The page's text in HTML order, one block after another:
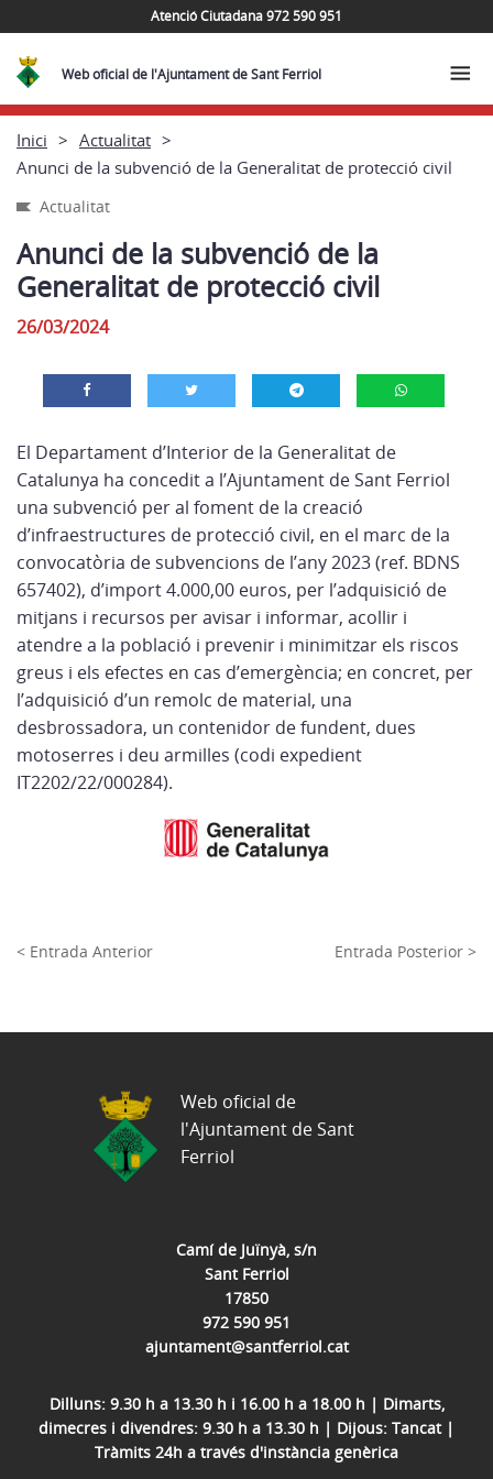
Atenció Ciutadana 972 590 951
Web oficial de l'Ajuntament de Sant Ferriol
Inici
Actualitat
Anunci de la subvenció de la Generalitat de protecció civil
Actualitat
Anunci de la subvenció de la
Generalitat de protecció civil
26/03/2024
El Departament d’Interior de la Generalitat de
Catalunya ha concedit a l’Ajuntament de Sant Ferriol
una subvenció per al foment de la creació
d’infraestructures de protecció civil, en el marc de la
convocatòria de subvencions de l’any 2023 (ref. BDNS
657402), d’import 4.000,00 euros, per l’adquisició de
mitjans i recursos per avisar i informar, acollir i
atendre a la població i prevenir i minimitzar els riscos
greus i els efectes en cas d’emergència; en concret, per
l’adquisició d’un remolc de material, una
desbrossadora, un contenidor de fundent, dues
motoserres i deu armilles (codi expedient
IT2202/22/000284).
< Entrada Anterior Entrada Posterior >
Camí de Juïnyà, s/n
Sant Ferriol
17850
972 590 951
ajuntament@santferriol.cat
Dilluns: 9.30 h a 13.30 h i 16.00 h a 18.00 h | Dimarts,
dimecres i divendres: 9.30 h a 13.30 h | Dijous: Tancat |
Tràmits 24h a través d'instància genèrica
Web oficial de
l'Ajuntament de Sant
Ferriol